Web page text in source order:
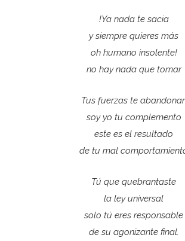
!Ya nada te sacia
y siempre quieres más
oh humano insolente!
no hay nada que tomar
Tus fuerzas te
soy yo tu complemento
este es el resultado
de tu mal
Tú que quebrantaste
la ley universal
solo tú eres responsable
de su agonizante final.